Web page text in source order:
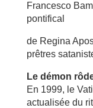
Francesco
pontifical
de Regina
prêtres
Le démon
En 1999, le
actualisée du